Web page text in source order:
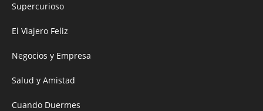
Supercurioso
El Viajero Feliz
Negocios y Empresa
Salud y Amistad
Cuando Duermes